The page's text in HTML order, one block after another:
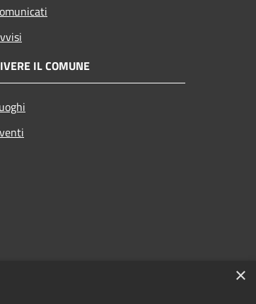
IL COMUNE
×